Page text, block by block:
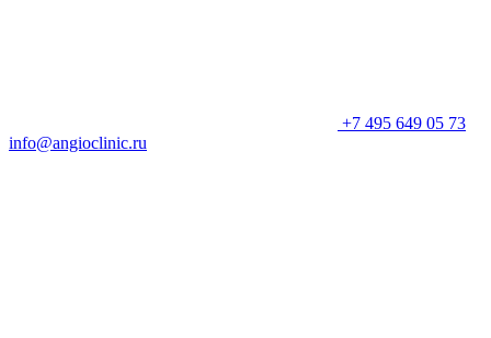
+7 495 649 05 73
info@angioclinic.ru